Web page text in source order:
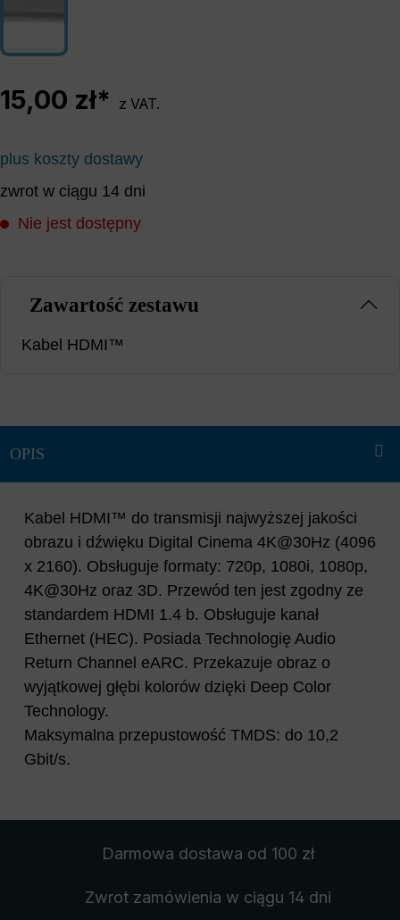
15,00 zł* z VAT.
plus koszty dostawy
zwrot w ciągu 14 dni
Nie jest dostępny
Zawartość zestawu
Kabel HDMI™
Kabel HDMI™ do transmisji najwyższej jakości
obrazu i dźwięku Digital Cinema 4K@30Hz (4096
x 2160). Obsługuje formaty: 720p, 1080i, 1080p,
4K@30Hz oraz 3D. Przewód ten jest zgodny ze
standardem HDMI 1.4 b. Obsługuje kanał
Ethernet (HEC). Posiada Technologię Audio
Return Channel eARC. Przekazuje obraz o
wyjątkowej głębi kolorów dzięki Deep Color
Technology.
Maksymalna przepustowość TMDS: do 10,2
Gbit/s.
Darmowa dostawa od 100 zł
Zwrot zamówienia w ciągu 14 dni